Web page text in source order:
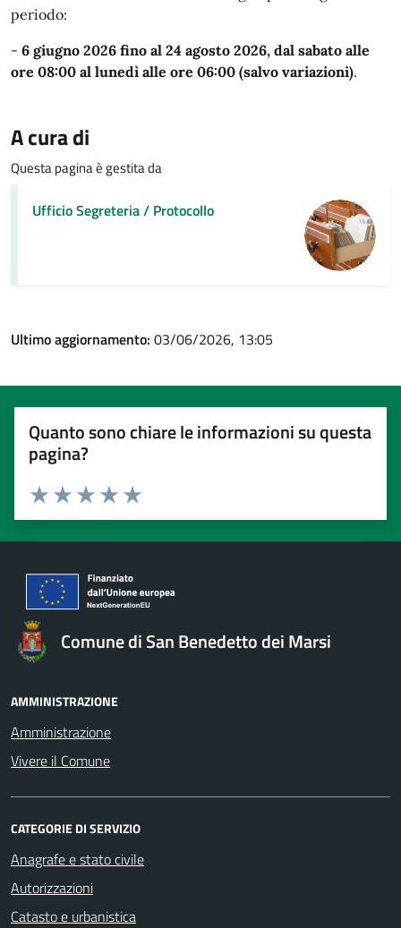
periodo:
- 6 giugno 2026 fino al 24 agosto 2026, dal sabato alle
ore 08:00 al lunedì alle ore 06:00 (salvo variazioni).
A cura di
Questa pagina è gestita da
Ufficio Segreteria / Protocollo
Ultimo aggiornamento: 03/06/2026, 13:05
Quanto sono chiare le informazioni su questa
pagina?
Valuta 5 stelle su 5
Valuta 4 stelle su 5
Valuta 3 stelle su 5
Valuta 2 stelle su 5
Valuta 1 stelle su 5
Comune di San Benedetto dei Marsi
AMMINISTRAZIONE
Amministrazione
Vivere il Comune
CATEGORIE DI SERVIZIO
Anagrafe e stato civile
Autorizzazioni
Catasto e urbanistica